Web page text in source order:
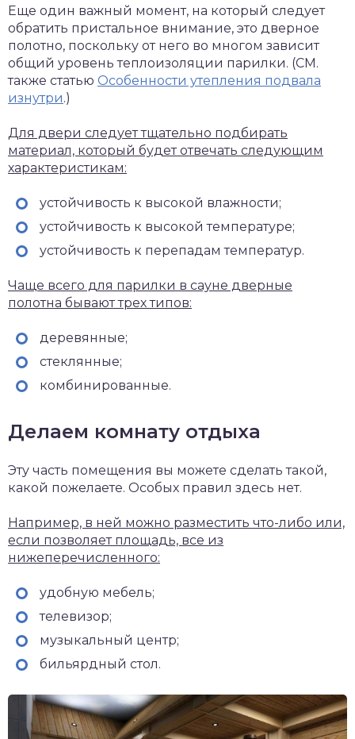
Еще один важный момент, на который следует
обратить пристальное внимание, это дверное
полотно, поскольку от него во многом зависит
общий уровень теплоизоляции парилки. (СМ.
также статью Особенности утепления подвала
изнутри.)
Для двери следует тщательно подбирать
материал, который будет отвечать следующим
характеристикам:
устойчивость к высокой влажности;
устойчивость к высокой температуре;
устойчивость к перепадам температур.
Чаще всего для парилки в сауне дверные
полотна бывают трех типов:
деревянные;
стеклянные;
комбинированные.
Делаем комнату отдыха
Эту часть помещения вы можете сделать такой,
какой пожелаете. Особых правил здесь нет.
Например, в ней можно разместить что-либо или,
если позволяет площадь, все из
нижеперечисленного:
удобную мебель;
телевизор;
музыкальный центр;
бильярдный стол.